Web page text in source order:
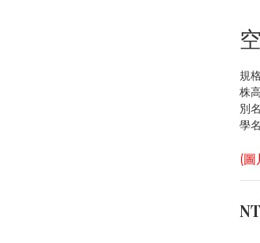
規
株
別
學
(圖